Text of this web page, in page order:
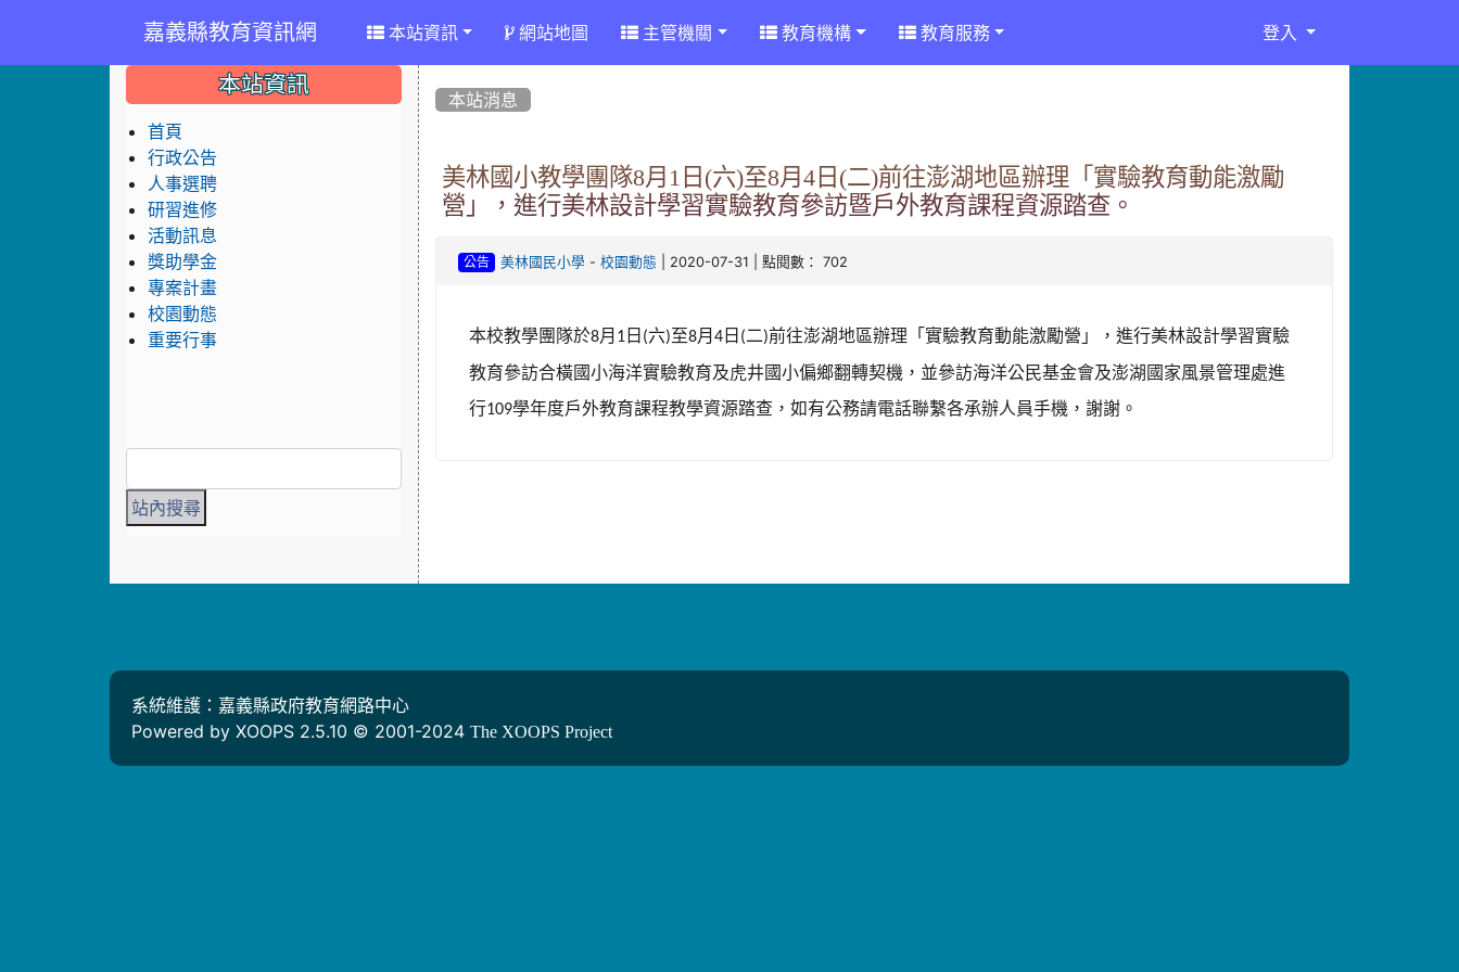
嘉義縣教育資訊網 本站資訊 網站地圖 主管機關 教育機構 教育服務 登入
本站消息
美林國小教學團隊8月1日(六)至8月4日(二)前往澎湖地區辦理「實驗教育動能激勵
營」，進行美林設計學習實驗教育參訪暨戶外教育課程資源踏查。
公告 美林國民小學 - 校園動態 | 2020-07-31 | 點閱數： 702
本校教學團隊於8月 1 日 (六)至8月4 日 (二)前往澎湖地區辦理「實驗教育動能激勵營」，進行美林設計學習實驗
教育參訪合橫國小海洋實驗教育及虎井國小偏鄉翻轉契機 ，並參訪海洋公民基金會及澎湖國家風景管理處進
行109學年度戶外教育課程教學資源踏查，如有公務請電話聯繫各承辦人員手機，謝謝。
::: 本站資訊
首頁
行政公告
人事選聘
研習進修
活動訊息
獎助學金
專案計畫
校園動態
重要行事
系統維護：嘉義縣政府教育網路中心
Powered by XOOPS 2.5.10 © 2001-2024 The XOOPS Project